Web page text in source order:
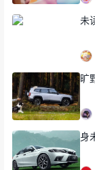
未
旷
身